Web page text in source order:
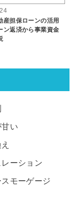
産担保ローンの活用
ン返済から事業資金
い
レーション
スモーゲージ